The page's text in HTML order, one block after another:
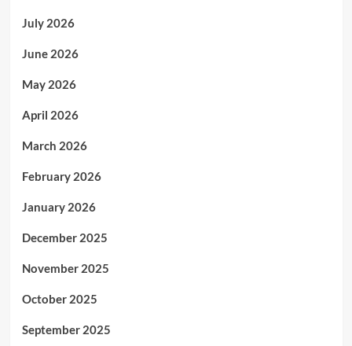
July 2026
June 2026
May 2026
April 2026
March 2026
February 2026
January 2026
December 2025
November 2025
October 2025
September 2025